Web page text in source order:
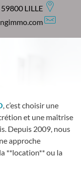
LILLE
, c’est choisir une
et une maîtrise
Depuis 2009, nous
approche
**location** ou la